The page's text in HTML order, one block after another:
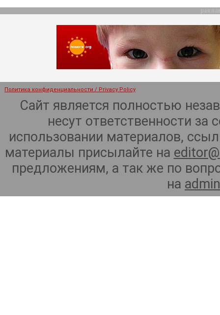
Политика конфиденциальности / Privacy Policy
Сайт является полностью
несут ответственности
использовании материалов,
материалы присылайте на
предложениям, а так же по
на